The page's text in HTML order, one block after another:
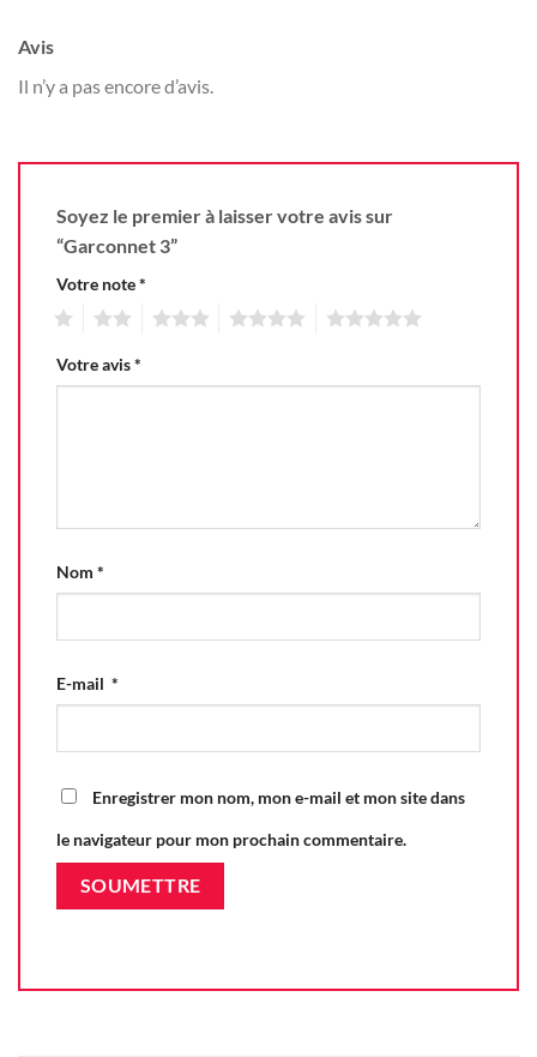
Avis
Il n’y a pas encore d’avis.
Soyez le premier à laisser votre avis sur
“Garconnet 3”
Votre note*
Votre avis*
Nom *
E-mail *
Enregistrer mon nom, mon e-mail et mon site dans
le navigateur pour mon prochain commentaire.